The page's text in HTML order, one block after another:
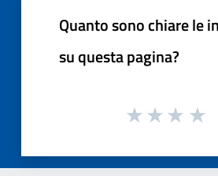
Quanto sono chiare le
su questa pagina?